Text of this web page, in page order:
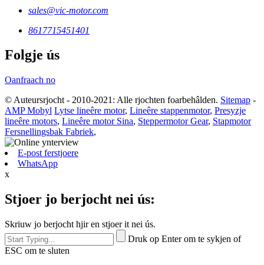
sales@vic-motor.com
8617715451401
Folgje ús
Oanfraach no
© Auteursrjocht - 2010-2021: Alle rjochten foarbehâlden. Sitemap -
AMP Mobyl Lytse lineêre motor, Lineêre stappenmotor, Presyzje
lineêre motors, Lineêre motor Sina, Steppermotor Gear, Stapmotor
Fersnellingsbak Fabriek,
E-post ferstjoere
WhatsApp
x
Stjoer jo berjocht nei ús:
Skriuw jo berjocht hjir en stjoer it nei ús.
Druk op Enter om te sykjen of
ESC om te sluten